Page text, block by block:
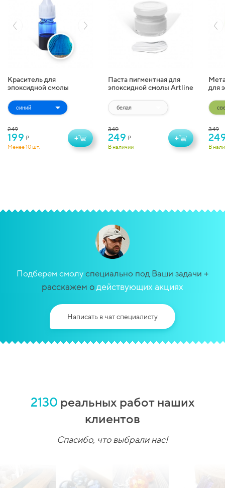
Краситель для
эпоксидной смолы
Transparent Colorant (10
мл)
249
199 ₽
Менее 10 шт.
+
Паста пигментная для
эпоксидной смолы Artline
349
249 ₽
В наличии
+
для
(10 г)
349
В
Подберем смолуспециально под Ваши задачи +
расскажем одействующих акциях
Написать в чат специалисту
2130 реальных работ наших
клиентов
Спасибо, что выбрали нас!